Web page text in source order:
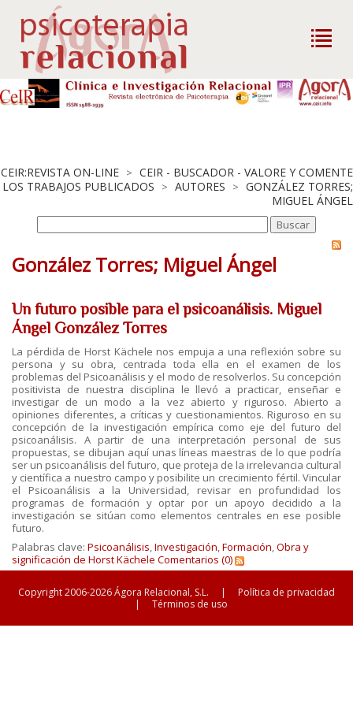
CEIR:REVISTA ON-LINE > CEIR - BUSCADOR - VALORE Y COMENTE
LOS TRABAJOS PUBLICADOS > AUTORES > GONZÁLEZ TORRES;
MIGUEL ÁNGEL
González Torres; Miguel Ángel
Un futuro posible para el psicoanálisis. Miguel
Ángel González Torres
La pérdida de Horst Kächele nos empuja a una reflexión sobre su
persona y su obra, centrada toda ella en el examen de los
problemas del Psicoanálisis y el modo de resolverlos. Su concepción
positivista de nuestra disciplina le llevó a practicar, enseñar e
investigar de un modo a la vez abierto y riguroso. Abierto a
opiniones diferentes, a críticas y cuestionamientos. Riguroso en su
concepción de la investigación empírica como eje del futuro del
psicoanálisis. A partir de una interpretación personal de sus
propuestas, se dibujan aquí unas líneas maestras de lo que podría
ser un psicoanálisis del futuro, que proteja de la irrelevancia cultural
y científica a nuestro campo y posibilite un crecimiento fértil. Vincular
el Psicoanálisis a la Universidad, revisar en profundidad los
programas de formación y optar por un apoyo decidido a la
investigación se sitúan como elementos centrales en ese posible
futuro.
Palabras clave: Psicoanálisis,Investigación,Formación,Obra y
significación de Horst Kächele Comentarios (0)
Copyright 2006-2026 Ágora Relacional, S.L. |
Política de privacidad
|
Términos de uso